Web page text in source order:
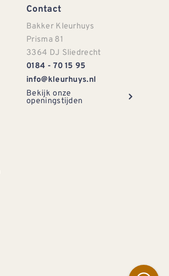
Contact
Bakker Kleurhuys
Prisma 81
3364 DJ Sliedrecht
0184 - 70 15 95
info@kleurhuys.nl
Bekijk onze
openingstijden